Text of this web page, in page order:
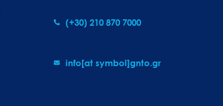
(+30) 210 870 7000
info[at symbol]gnto.gr